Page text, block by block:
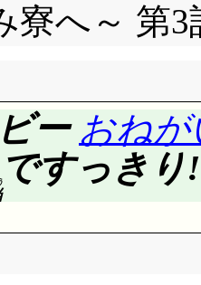
寮へ～ 第
ー おね
ですっきり